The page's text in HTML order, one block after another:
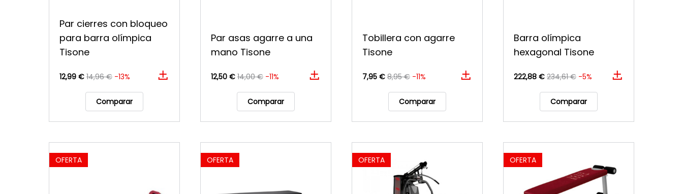
Par cierres con bloqueo
para barra olímpica
Tisone
12,99 € 14,96 € -13%
Comparar
Par asas agarre a una
mano Tisone
12,50 € 14,00 € -11%
Comparar
Tobillera con agarre
Tisone
7,95 € 8,95 € -11%
Comparar
Barra olímpica
hexagonal Tisone
222,88 € 234,61 € -5%
Comparar
OFERTA OFERTA OFERTA OFERTA